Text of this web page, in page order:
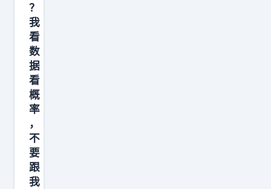
一
个
新
理
由
？
我
看
数
据
看
概
率
，
不
要
跟
我